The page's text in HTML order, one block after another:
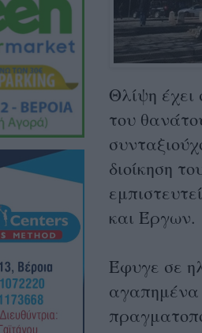
Θλίψη έχει
του
διοίκηση
και Έργων.
Έφυγε σε
αγαπημένα